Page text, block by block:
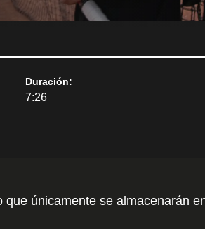
Duración:
7:26
únicamente se almacenarán